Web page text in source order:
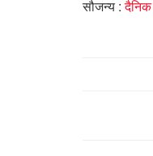
सौजन्य :दैनिक